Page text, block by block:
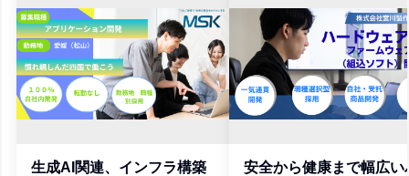
生成AI関連、インフラ構築
安全から健康まで幅広い